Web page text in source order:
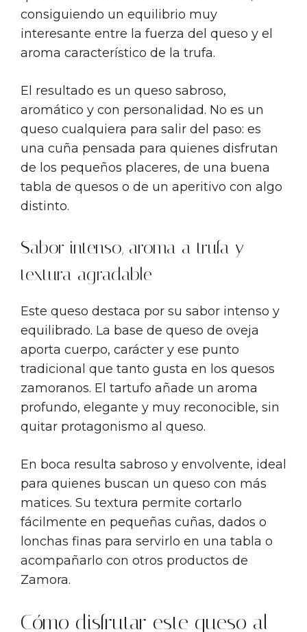
consiguiendo un equilibrio muy
interesante entre la fuerza del queso y el
aroma característico de la trufa.
El resultado es un queso sabroso,
aromático y con personalidad. No es un
queso cualquiera para salir del paso: es
una cuña pensada para quienes disfrutan
de los pequeños placeres, de una buena
tabla de quesos o de un aperitivo con algo
distinto.
Sabor intenso, aroma a trufa y
textura agradable
Este queso destaca por su sabor intenso y
equilibrado. La base de queso de oveja
aporta cuerpo, carácter y ese punto
tradicional que tanto gusta en los quesos
zamoranos. El tartufo añade un aroma
profundo, elegante y muy reconocible, sin
quitar protagonismo al queso.
En boca resulta sabroso y envolvente, ideal
para quienes buscan un queso con más
matices. Su textura permite cortarlo
fácilmente en pequeñas cuñas, dados o
lonchas finas para servirlo en una tabla o
acompañarlo con otros productos de
Zamora.
Cómo disfrutar este queso al